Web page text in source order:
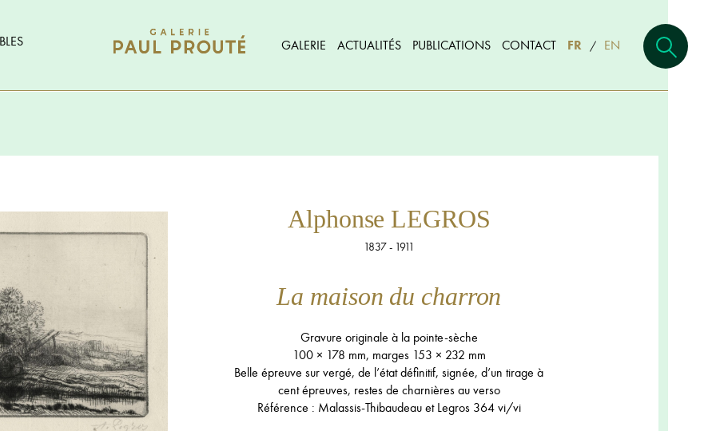
GALERIE ACTUALITÉS PUBLICATIONS CONTACT FR / EN
Alphonse LEGROS
1837 - 1911
La maison du charron
Gravure originale à la pointe-sèche
100 × 178 mm, marges 153 × 232 mm
Belle épreuve sur vergé, de l’état définitif, signée, d’un tirage à
cent épreuves, restes de charnières au verso
Référence : Malassis-Thibaudeau et Legros 364 vi/vi